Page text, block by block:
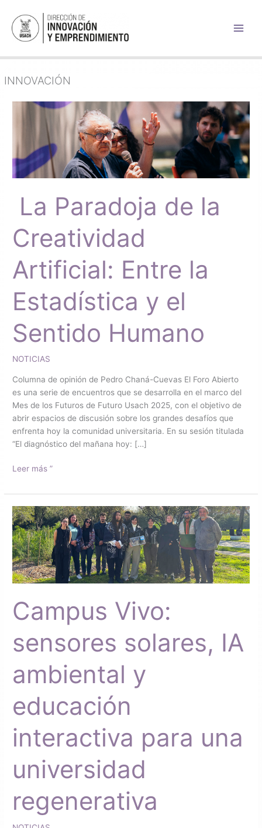
contenido
INNOVACIÓN
La Paradoja de la
Creatividad
Artificial: Entre la
Estadística y el
Sentido Humano
NOTICIAS
Columna de opinión de Pedro Chaná-Cuevas El Foro Abierto
es una serie de encuentros que se desarrolla en el marco del
Mes de los Futuros de Futuro Usach 2025, con el objetivo de
abrir espacios de discusión sobre los grandes desafíos que
enfrenta hoy la comunidad universitaria. En su sesión titulada
“El diagnóstico del mañana hoy: […]
la
Creatividad
Artificial:
Estadística
el
Sentido
Humano
Leer más ”
Campus Vivo:
sensores solares, IA
ambiental y
educación
interactiva para una
universidad
regenerativa
Campus
Vivo:
sensores
solares,
IA
ambiental
educación
interactiva
una
universidad
regenerativa